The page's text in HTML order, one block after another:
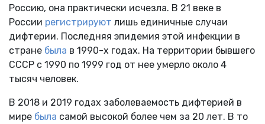
Россию, она практически исчезла. В 21 веке в
России регистрируют лишь единичные случаи
дифтерии. Последняя эпидемия этой инфекции в
стране была в 1990-х годах. На территории бывшего
СССР с 1990 по 1999 год от нее умерло около 4
тысяч человек.
В 2018 и 2019 годах заболеваемость дифтерией в
мире была самой высокой более чем за 20 лет. В то